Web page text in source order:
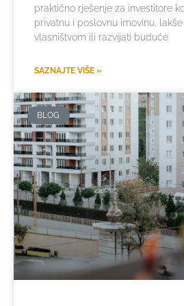
praktično rješenje za investitore
privatnu i poslovnu imovinu,
vlasništvom ili razvijati buduće
SAZNAJTE VIŠE »
BLOG